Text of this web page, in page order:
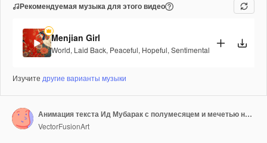
Рекомендуемая музыка для этого видео
Menjian Girl
World, Laid Back, Peaceful, Hopeful, Sentimental
Изучите другие варианты музыки
Анимация текста Ид Мубарак с полумесяцем и мечетью на фоне с фонарями и звездами
VectorFusionArt